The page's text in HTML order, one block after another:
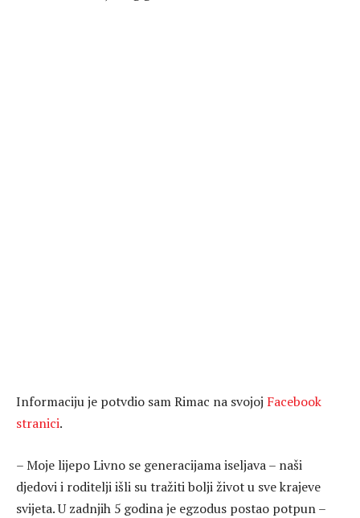
Informaciju je potvdio sam Rimac na svojoj Facebook
stranici.
– Moje lijepo Livno se generacijama iseljava – naši
djedovi i roditelji išli su tražiti bolji život u sve krajeve
svijeta. U zadnjih 5 godina je egzodus postao potpun –